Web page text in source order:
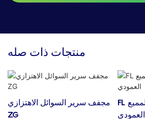
منتجات ذات صله
مجفف سرير السوائل الاهتزازي
ZG
FL مجفف السرير المميع
العمودي